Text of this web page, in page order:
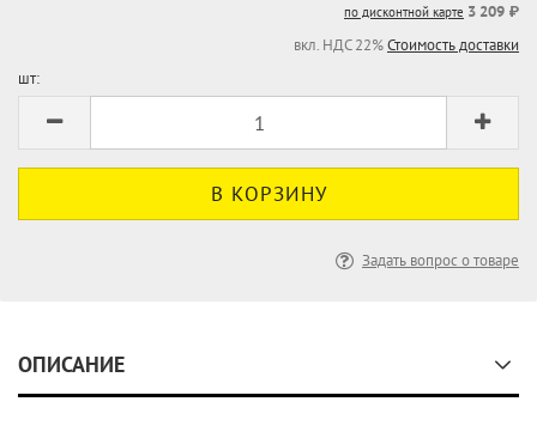
по дисконтной карте 3 209 ₽
вкл. НДС 22%Стоимость доставки
шт:
Задать вопрос о товаре
ОПИСАНИЕ